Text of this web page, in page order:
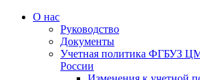
О нас
Руководство
Документы
Учетная политика ФГБУЗ
России